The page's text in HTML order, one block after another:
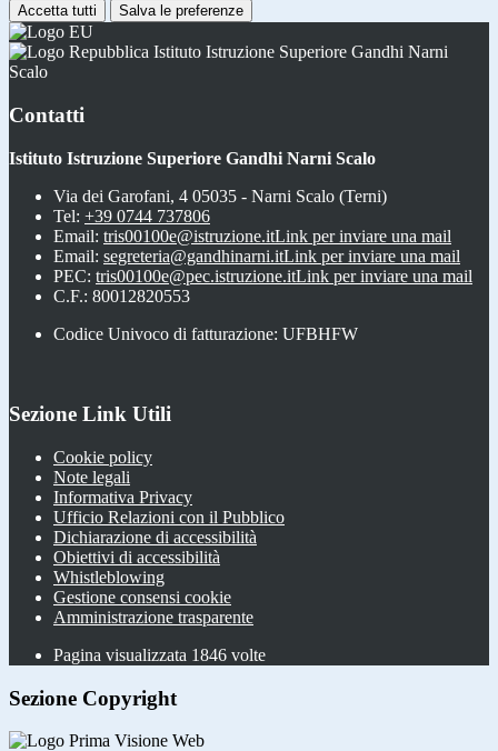
Accetta tutti Salva le preferenze
Istituto Istruzione Superiore Gandhi Narni
Scalo
Contatti
Istituto Istruzione Superiore Gandhi Narni Scalo
Via dei Garofani, 4 05035 - Narni Scalo (Terni)
Tel: +39 0744 737806
Email: tris00100e@istruzione.itLink per inviare una mail
Email: segreteria@gandhinarni.itLink per inviare una mail
PEC: tris00100e@pec.istruzione.itLink per inviare una mail
C.F.: 80012820553
Codice Univoco di fatturazione: UFBHFW
Sezione Link Utili
Cookie policy
Note legali
Informativa Privacy
Ufficio Relazioni con il Pubblico
Dichiarazione di accessibilità
Obiettivi di accessibilità
Whistleblowing
Gestione consensi cookie
Amministrazione trasparente
Pagina visualizzata 1846 volte
Sezione Copyright